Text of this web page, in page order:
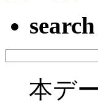
search
本デ